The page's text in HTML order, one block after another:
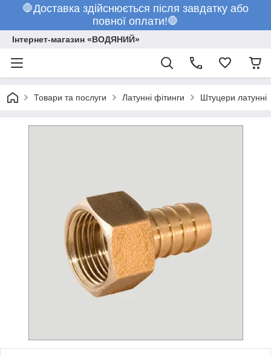
🛑Доставка здійснюється після завдатку або
повної оплати!🛑
Інтернет-магазин «ВОДЯНИЙ»
Товари та послуги Латунні фітинги Штуцери латунні